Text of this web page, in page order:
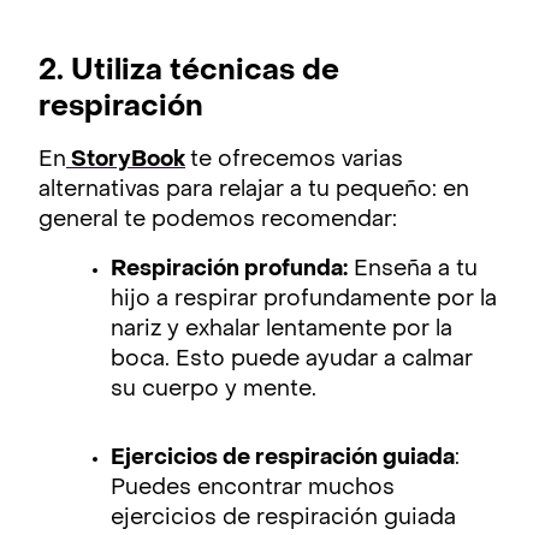
2. Utiliza técnicas de
respiración
En StoryBook te ofrecemos varias
alternativas para relajar a tu pequeño: en
general te podemos recomendar:
Respiración profunda: Enseña a tu
hijo a respirar profundamente por la
nariz y exhalar lentamente por la
boca. Esto puede ayudar a calmar
su cuerpo y mente.
Ejercicios de respiración guiada:
Puedes encontrar muchos
ejercicios de respiración guiada